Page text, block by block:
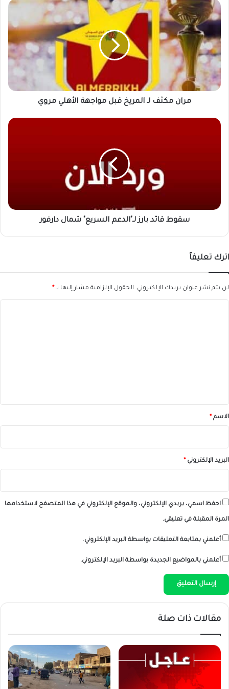
مران
مكثف
لـ
المريخ
قبل
مواجهة
الأهلي
مروي
مران مكثف لـ المريخ قبل مواجهة الأهلي مروي
سقوط
سقوط قائد بارز لـ"الدعم السريع" شمال دارفور
اترك تعليقاً
لن يتم نشر عنوان بريدك الإلكتروني. الحقول الإلزامية مشار إليها بـ*
*الاسم*
البريد الإلكتروني*
احفظ اسمي، بريدي الإلكتروني، والموقع الإلكتروني في هذا المتصفح لاستخدامها
المرة المقبلة في تعليقي.
أعلمني بمتابعة التعليقات بواسطة البريد الإلكتروني.
أعلمني بالمواضيع الجديدة بواسطة البريد الإلكتروني.
مقالات ذات صلة